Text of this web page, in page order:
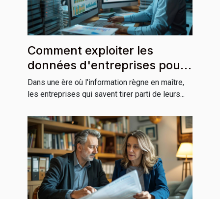
Comment exploiter les
données d'entreprises pour
booster la croissance
Dans une ère où l'information règne en maître,
les entreprises qui savent tirer parti de leurs...